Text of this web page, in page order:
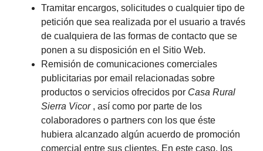
Tramitar encargos, solicitudes o cualquier tipo de
petición que sea realizada por el usuario a través
de cualquiera de las formas de contacto que se
ponen a su disposición en el Sitio Web.
Remisión de comunicaciones comerciales
publicitarias por email relacionadas sobre
productos o servicios ofrecidos por Casa Rural
Sierra Vicor, así como por parte de los
colaboradores o partners con los que éste
hubiera alcanzado algún acuerdo de promoción
comercial entre sus clientes. En este caso, los